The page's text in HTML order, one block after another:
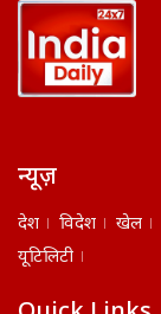
न्यूज़
देश विदेश खेल
यूटिलिटी